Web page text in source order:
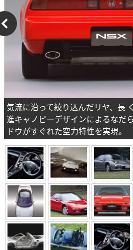
気流に沿って絞り込んだリヤ、長
進キャノピーデザインによるなだ
ドウがすぐれた空力特性を実現。